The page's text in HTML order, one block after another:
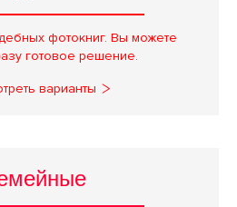
фотокниг. Вы можете
готовое решение.
варианты